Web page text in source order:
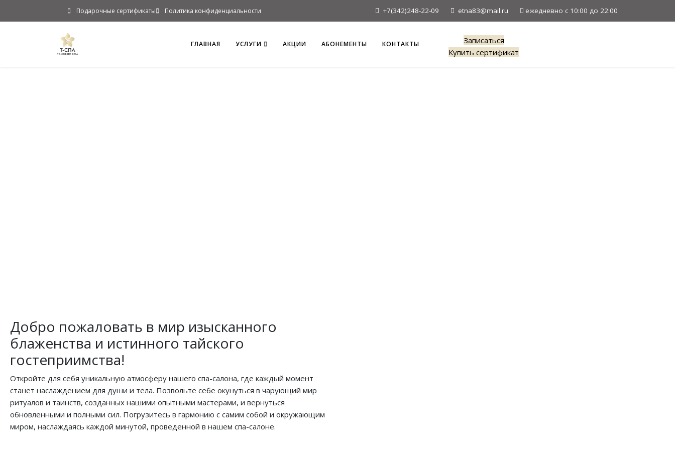
Подарочные сертификаты Политика конфиденциальности +7(342)248-22-09 etna83@mail.ru ежедневно с 10:00 до 22:00
ГЛАВНАЯ УСЛУГИ АКЦИИ АБОНЕМЕНТЫ КОНТАКТЫ
Записаться
Купить сертификат
Добро пожаловать в мир изысканного
блаженства и истинного тайского
гостеприимства!
Откройте для себя уникальную атмосферу нашего спа-салона, где каждый момент
станет наслаждением для души и тела. Позвольте себе окунуться в чарующий мир
ритуалов и таинств, созданных нашими опытными мастерами, и вернуться
обновленными и полными сил. Погрузитесь в гармонию с самим собой и окружающим
миром, наслаждаясь каждой минутой, проведенной в нашем спа-салоне.